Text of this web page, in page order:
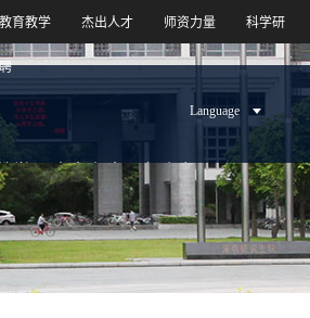
教育教学 杰出人才 师资力量 科学研
Language
学 杰出人才 师资力量
息 人才招聘